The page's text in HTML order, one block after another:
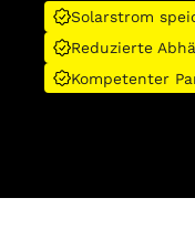
Solarstrom
Reduzierte
Kompetenter